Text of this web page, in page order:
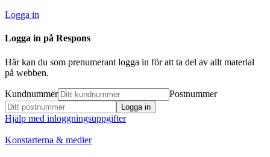
Logga in
Logga in på Respons
Här kan du som prenumerant logga in för att ta del av allt material
på webben.
Kundnummer Postnummer
Hjälp med inloggningsuppgifter
Konstarterna & medier